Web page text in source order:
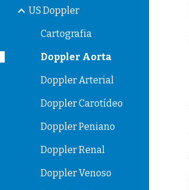
US Doppler
Cartografia
Doppler Aorta
Doppler Arterial
Doppler Carotídeo
Doppler Peniano
Doppler Renal
Doppler Venoso